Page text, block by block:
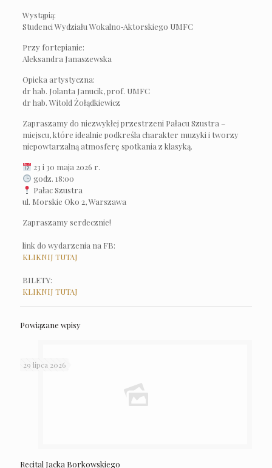
Wystąpią:
Studenci Wydziału Wokalno‑Aktorskiego UMFC
Przy fortepianie:
Aleksandra Janaszewska
Opieka artystyczna:
dr hab. Jolanta Janucik, prof. UMFC
dr hab. Witold Żołądkiewicz
Zapraszamy do niezwykłej przestrzeni Pałacu Szustra –
miejscu, które idealnie podkreśla charakter muzyki i tworzy
niepowtarzalną atmosferę spotkania z klasyką.
23 i 30 maja 2026 r.
godz. 18:00
Pałac Szustra
ul. Morskie Oko 2, Warszawa
Zapraszamy serdecznie!
link do wydarzenia na FB:
KLIKNIJ TUTAJ
BILETY:
KLIKNIJ TUTAJ
Powiązane wpisy
29 lipca 2026
Recital Jacka Borkowskiego